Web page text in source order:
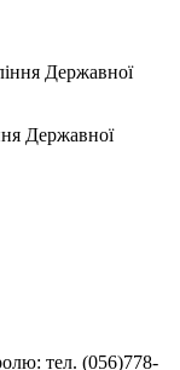
Державної
тел. (056)778-